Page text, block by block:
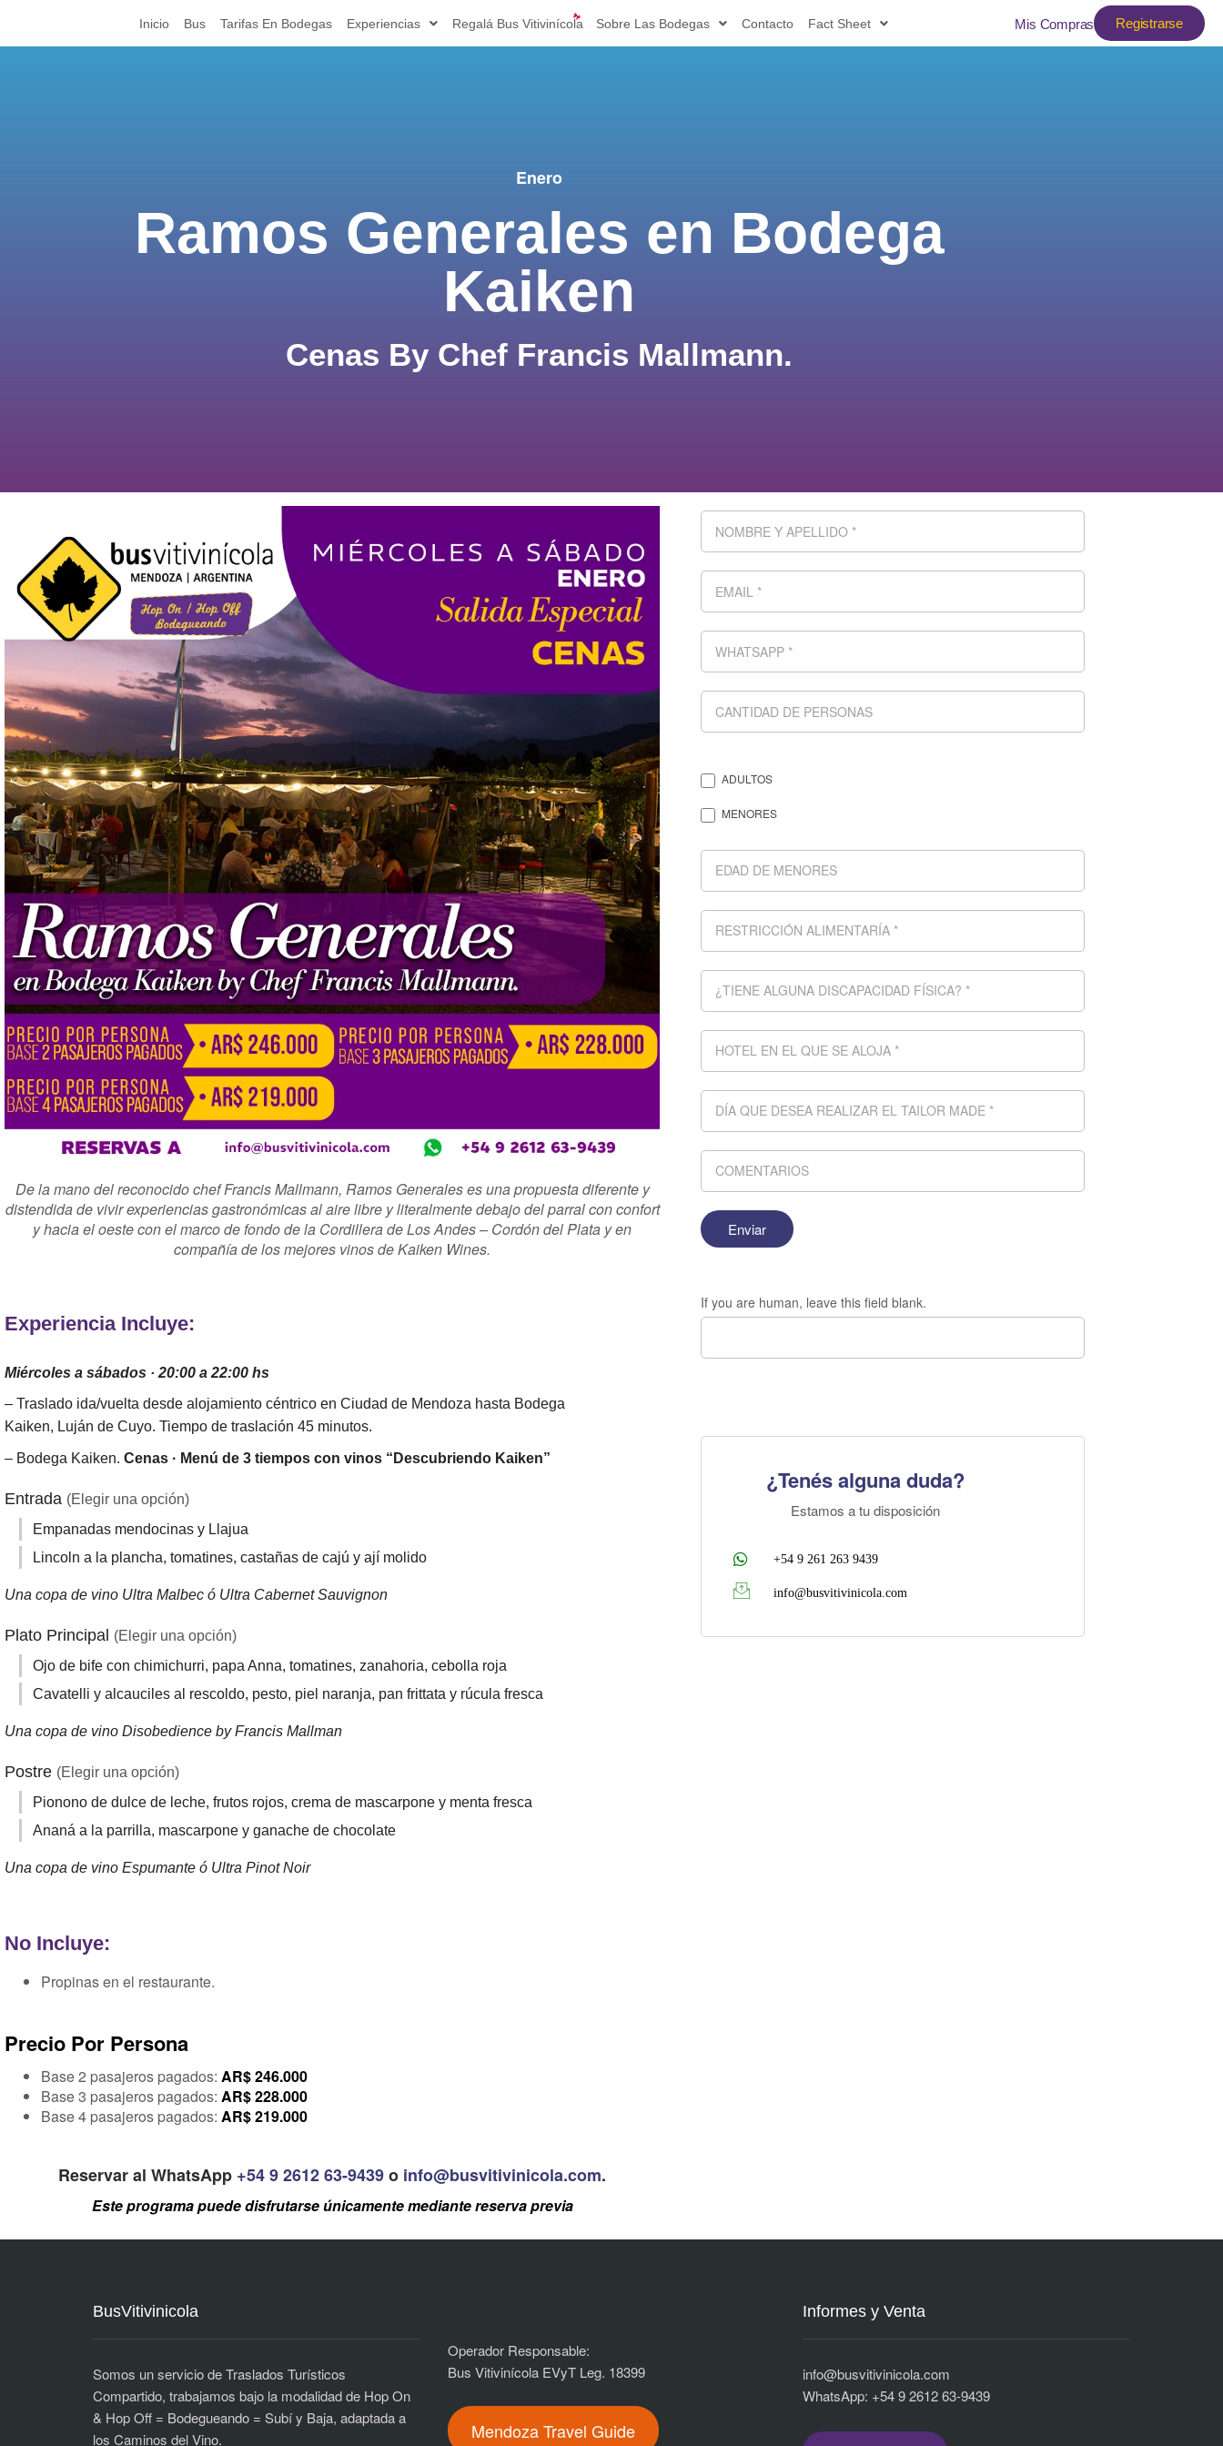
Inicio Bus Tarifas En Bodegas Experiencias Regalá Bus Vitivinícola Sobre Las Bodegas Contacto Fact Sheet Mis Compras Registrarse
Enero
Ramos Generales en Bodega
Kaiken
Cenas By Chef Francis Mallmann.
De la mano del reconocido chef Francis Mallmann, Ramos Generales es una propuesta diferente y
distendida de vivir experiencias gastronómicas al aire libre y literalmente debajo del parral con confort
y hacia el oeste con el marco de fondo de la Cordillera de Los Andes – Cordón del Plata y en
compañía de los mejores vinos de Kaiken Wines.
Experiencia Incluye:
Miércoles a sábados · 20:00 a 22:00 hs
– Traslado ida/vuelta desde alojamiento céntrico en Ciudad de Mendoza hasta Bodega
Kaiken, Luján de Cuyo. Tiempo de traslación 45 minutos.
– Bodega Kaiken. Cenas · Menú de 3 tiempos con vinos “Descubriendo Kaiken”
Entrada (Elegir una opción)
Empanadas mendocinas y Llajua
Lincoln a la plancha, tomatines, castañas de cajú y ají molido
Una copa de vino Ultra Malbec ó Ultra Cabernet Sauvignon
Plato Principal (Elegir una opción)
Ojo de bife con chimichurri, papa Anna, tomatines, zanahoria, cebolla roja
Cavatelli y alcauciles al rescoldo, pesto, piel naranja, pan frittata y rúcula fresca
Una copa de vino Disobedience by Francis Mallman
Postre (Elegir una opción)
Pionono de dulce de leche, frutos rojos, crema de mascarpone y menta fresca
Ananá a la parrilla, mascarpone y ganache de chocolate
Una copa de vino Espumante ó Ultra Pinot Noir
No Incluye:
Propinas en el restaurante.
Precio Por Persona
Base 2 pasajeros pagados: AR$246.000
Base 3 pasajeros pagados: AR$228.000
Base 4 pasajeros pagados: AR$ 219.000
Reservar al WhatsApp +54 9 2612 63-9439o info@busvitivinicola.com.
Este programa puede disfrutarse únicamente mediante reserva previa
ADULTOS
MENORES
If you are human, leave this field blank.
¿Tenés alguna duda?
Estamos a tu disposición
+54 9 261 263 9439
info@busvitivinicola.com
BusVitivinicola
Somos un servicio de Traslados Turísticos
Compartido, trabajamos bajo la modalidad de Hop On
& Hop Off = Bodegueando = Subí y Baja, adaptada a
los Caminos del Vino.
Operador Responsable:
Bus Vitivinícola EVyT Leg. 18399
Mendoza Travel Guide
Informes y Venta
info@busvitivinicola.com
WhatsApp: +54 9 2612 63-9439